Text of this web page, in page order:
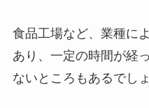
食品工場など、業種に
あり、一定の時間が経
ないところもあるでしょ